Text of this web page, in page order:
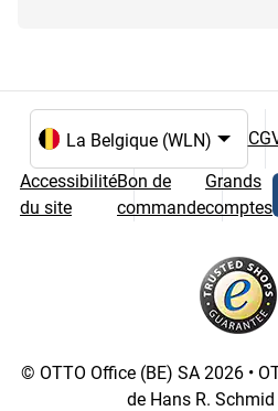
Choix de la langue et du pays
Accessibilité
du site
Bon de
commande
Grands
comptes
© OTTO Office (BE) SA 2026 •
de Hans R.